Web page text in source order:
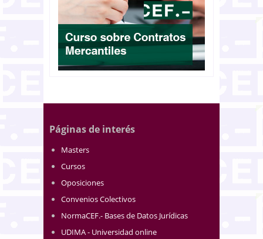
Páginas de interés
Masters
Cursos
Oposiciones
Convenios Colectivos
NormaCEF.- Bases de Datos Jurídicas
UDIMA - Universidad online